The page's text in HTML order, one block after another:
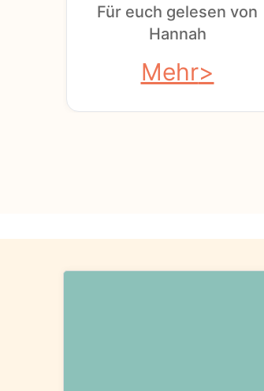
Für euch gelesen von
Hannah
Mehr